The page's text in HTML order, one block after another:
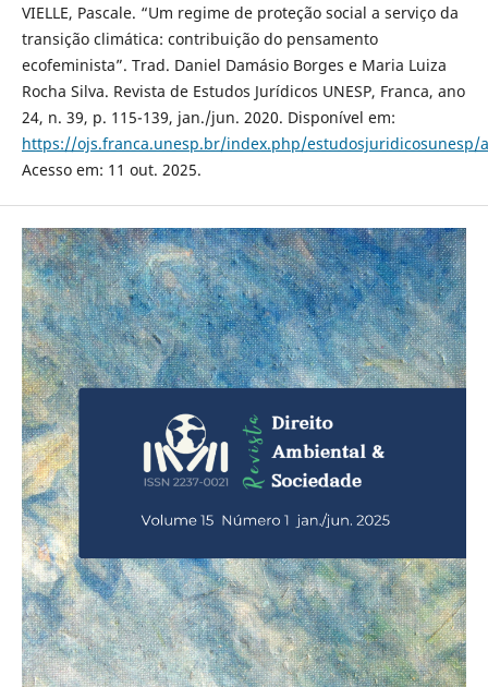
VIELLE, Pascale. “Um regime de proteção social a serviço da
transição climática: contribuição do pensamento
ecofeminista”. Trad. Daniel Damásio Borges e Maria Luiza
Rocha Silva. Revista de Estudos Jurídicos UNESP, Franca, ano
24, n. 39, p. 115-139, jan./jun. 2020. Disponível em:
https://ojs.franca.unesp.br/index.php/estudosjuridicosunesp/
Acesso em: 11 out. 2025.